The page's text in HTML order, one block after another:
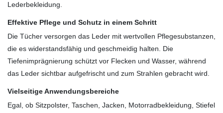
Lederbekleidung.
Effektive Pflege und Schutz in einem Schritt
Die Tücher versorgen das Leder mit wertvollen Pflegesubstanzen,
die es widerstandsfähig und geschmeidig halten. Die
Tiefenimprägnierung schützt vor Flecken und Wasser, während
das Leder sichtbar aufgefrischt und zum Strahlen gebracht wird.
Vielseitige Anwendungsbereiche
Egal, ob Sitzpolster, Taschen, Jacken, Motorradbekleidung, Stiefel